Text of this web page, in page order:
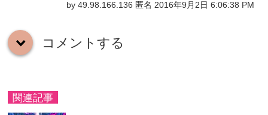
by 49.98.166.136 匿名 2016年9月2日 6:06:38 PM
down コメントする
関連記事